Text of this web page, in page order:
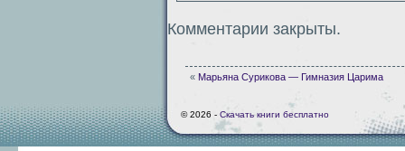
Комментарии закрыты.
« Марьяна Сурикова — Гимназия Царима
© 2026 - Скачать книги бесплатно